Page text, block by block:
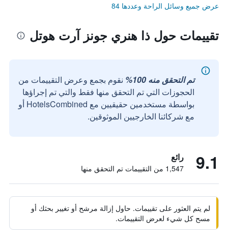
عرض جميع وسائل الراحة وعددها 84
تقييمات حول ذا هنري جونز آرت هوتل
تم التحقق منه 100%
نقوم بجمع وعرض التقييمات من
الحجوزات التي تم التحقق منها فقط والتي تم إجراؤها
بواسطة مستخدمين حقيقيين مع HotelsCombined أو
مع شركائنا الخارجيين الموثوقين.
9.1 رائع
1,547 من التقييمات تم التحقق منها
لم يتم العثور على تقييمات. حاول إزالة مرشح أو تغيير بحثك أو
مسح كل شيء لعرض التقييمات.